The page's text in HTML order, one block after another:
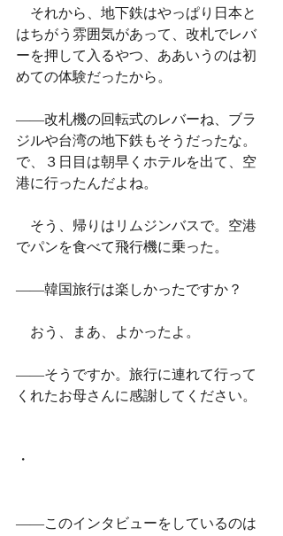
それから、地下鉄はやっぱり日本と
はちがう雰囲気があって、改札でレバ
ーを押して入るやつ、ああいうのは初
めての体験だったから。
——改札機の回転式のレバーね、ブラ
ジルや台湾の地下鉄もそうだったな。
で、３日目は朝早くホテルを出て、空
港に行ったんだよね。
そう、帰りはリムジンバスで。空港
でパンを食べて飛行機に乗った。
——韓国旅行は楽しかったですか？
おう、まあ、よかったよ。
——そうですか。旅行に連れて行って
くれたお母さんに感謝してください。
・
——このインタビューをしているのは